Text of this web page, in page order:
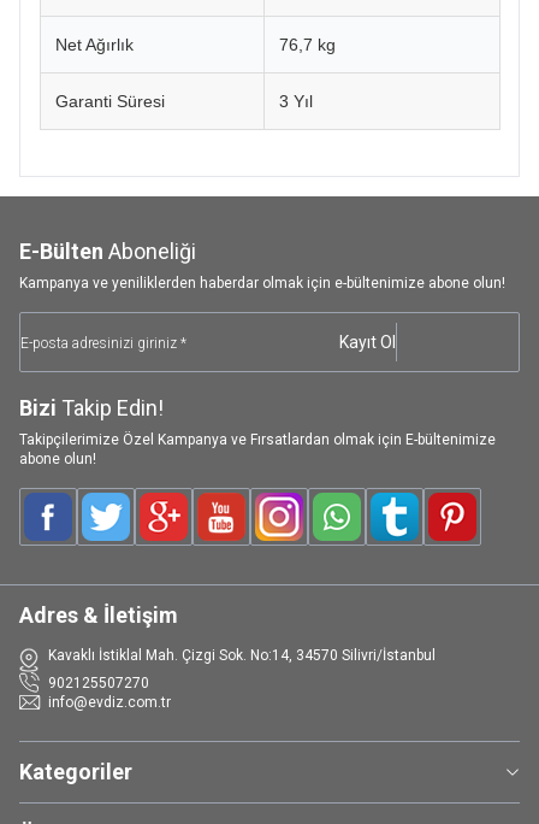
Net Ağırlık 76,7 kg
Garanti Süresi 3 Yıl
E-Bülten Aboneliği
Kampanya ve yeniliklerden haberdar olmak için e-bültenimize abone olun!
Kayıt Ol
Bizi Takip Edin!
Takipçilerimize Özel Kampanya ve Fırsatlardan olmak için E-bültenimize
abone olun!
FacebookTwitterGoogle-PlusYoutubeInstagramWhatsAppTumblrPinterest
Adres & İletişim
Kavaklı İstiklal Mah. Çizgi Sok. No:14, 34570 Silivri/İstanbul
902125507270
info@evdiz.com.tr
Kategoriler